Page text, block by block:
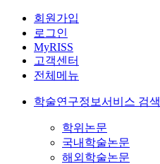
회원가입
로그인
MyRISS
고객센터
전체메뉴
학술연구정보서비스 검색
학위논문
국내학술논문
해외학술논문